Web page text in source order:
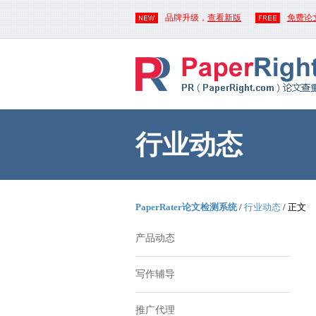
品牌升级， 查看新版 免费论
行业动态
PaperRater论文检测系统/ 行业动态 / 正文
产品动态
写作辅导
推广代理